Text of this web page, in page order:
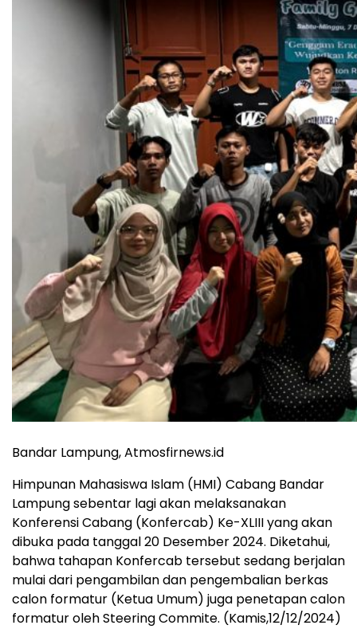
Bandar Lampung, Atmosfirnews.id
Himpunan Mahasiswa Islam (HMI) Cabang Bandar
Lampung sebentar lagi akan melaksanakan
Konferensi Cabang (Konfercab) Ke-XLIII yang akan
dibuka pada tanggal 20 Desember 2024. Diketahui,
bahwa tahapan Konfercab tersebut sedang berjalan
mulai dari pengambilan dan pengembalian berkas
calon formatur (Ketua Umum) juga penetapan calon
formatur oleh Steering Commite. (Kamis,12/12/2024)